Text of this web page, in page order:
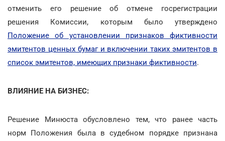
отменить его решение об отмене госрегистрации
решения Комиссии, которым было утверждено
Положение об установлении признаков фиктивности
эмитентов ценных бумаг и включении таких эмитентов в
список эмитентов, имеющих признаки фиктивности.
ВЛИЯНИЕ НА БИЗНЕС:
Решение Минюста обусловлено тем, что ранее часть
норм Положения была в судебном порядке признана